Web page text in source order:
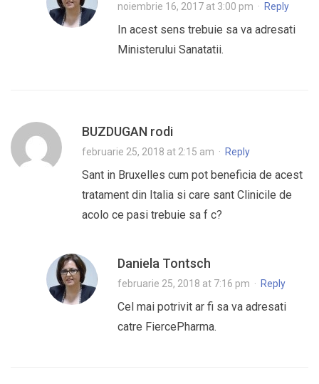
noiembrie 16, 2017 at 3:00 pm · Reply
In acest sens trebuie sa va adresati
Ministerului Sanatatii.
BUZDUGAN rodi
februarie 25, 2018 at 2:15 am · Reply
Sant in Bruxelles cum pot beneficia de acest
tratament din Italia si care sant Clinicile de
acolo ce pasi trebuie sa f c?
Daniela Tontsch
februarie 25, 2018 at 7:16 pm · Reply
Cel mai potrivit ar fi sa va adresati
catre FiercePharma.